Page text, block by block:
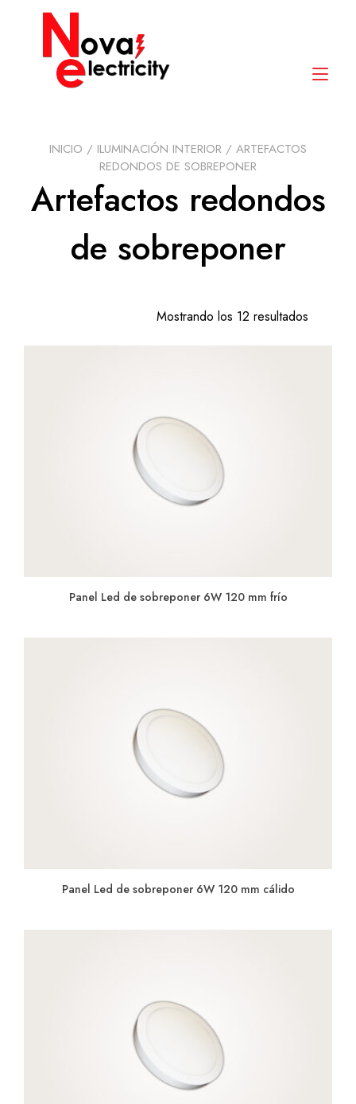
contenido
INICIO / ILUMINACIÓN INTERIOR / ARTEFACTOS
REDONDOS DE SOBREPONER
Artefactos redondos
de sobreponer
Mostrando los 12 resultados
Panel Led de sobreponer 6W 120 mm frío
Panel Led de sobreponer 6W 120 mm cálido